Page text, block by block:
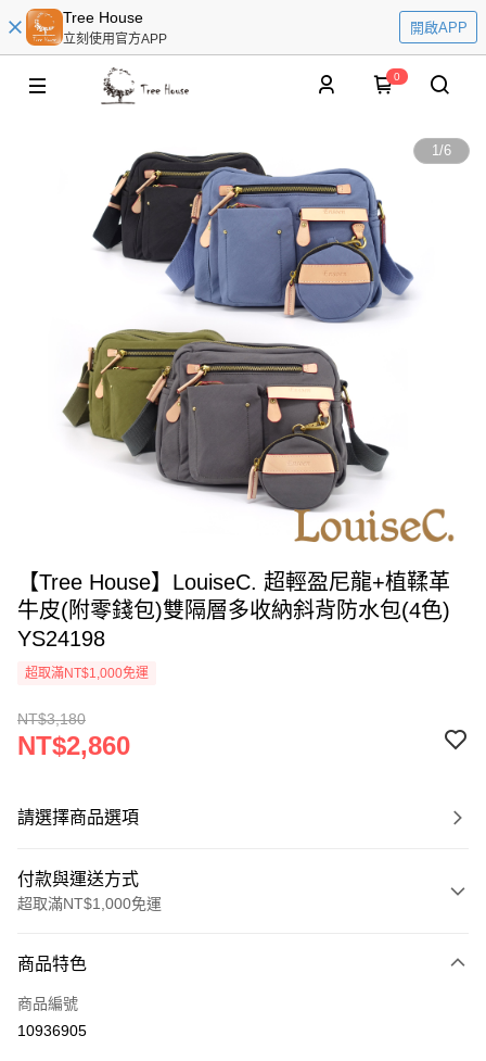
Tree House
立刻使用官方APP
開啟APP
0
1/6
【Tree House】LouiseC. 超輕盈尼龍+植鞣革
牛皮(附零錢包)雙隔層多收納斜背防水包(4色)
YS24198
超取滿NT$1,000免運
NT$3,180
NT$2,860
請選擇商品選項
付款與運送方式
超取滿NT$1,000免運
信用卡一次付款
信用卡分期付款
商品特色
商品編號
10936905